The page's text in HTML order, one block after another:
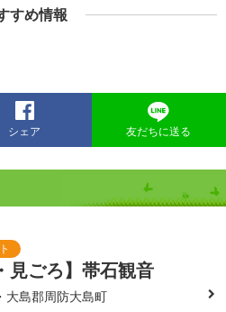
すめ情報
シェア 友だちに送る
見ごろ】帯石観音
大島郡周防大島町